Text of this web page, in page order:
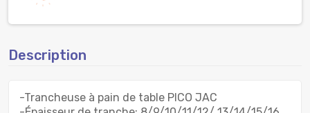
Description
-Trancheuse à pain de table PICO JAC